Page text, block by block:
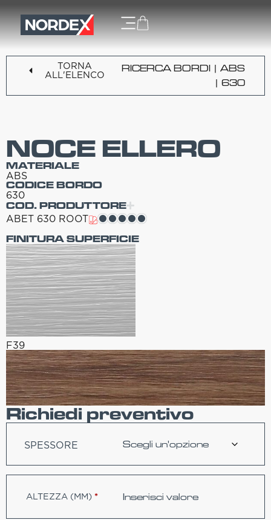
TORNA
ALL'ELENCO
RICERCA BORDI | ABS
| 630
NOCE ELLERO
MATERIALE
ABS
CODICE BORDO
630
COD. PRODUTTORE
ABET 630 ROOT
FINITURA SUPERFICIE
F39
Richiedi preventivo
SPESSORE
ALTEZZA (MM) *